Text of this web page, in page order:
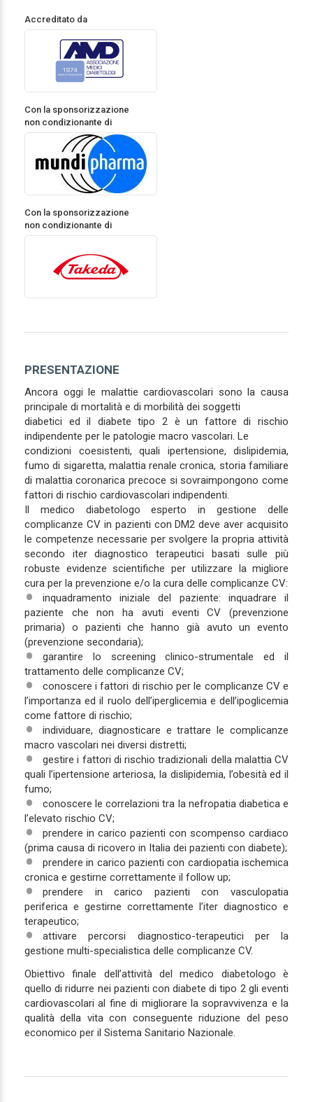
Accreditato da
Con la sponsorizzazione
non condizionante di
Con la sponsorizzazione
non condizionante di
PRESENTAZIONE
Ancora oggi le malattie cardiovascolari sono la causa
principale di mortalità e di morbilità dei soggetti
diabetici ed il diabete tipo 2 è un fattore di rischio
indipendente per le patologie macro vascolari. Le
condizioni coesistenti, quali ipertensione, dislipidemia,
fumo di sigaretta, malattia renale cronica, storia familiare
di malattia coronarica precoce si sovraimpongono come
fattori di rischio cardiovascolari indipendenti.
Il medico diabetologo esperto in gestione delle
complicanze CV in pazienti con DM2 deve aver acquisito
le competenze necessarie per svolgere la propria attività
secondo iter diagnostico terapeutici basati sulle più
robuste evidenze scientifiche per utilizzare la migliore
cura per la prevenzione e/o la cura delle complicanze CV:
inquadramento iniziale del paziente: inquadrare il
paziente che non ha avuti eventi CV (prevenzione
primaria) o pazienti che hanno già avuto un evento
(prevenzione secondaria);
garantire lo screening clinico-strumentale ed il
trattamento delle complicanze CV;
conoscere i fattori di rischio per le complicanze CV e
l’importanza ed il ruolo dell’iperglicemia e dell’ipoglicemia
come fattore di rischio;
individuare, diagnosticare e trattare le complicanze
macro vascolari nei diversi distretti;
gestire i fattori di rischio tradizionali della malattia CV
quali l’ipertensione arteriosa, la dislipidemia, l’obesità ed il
fumo;
conoscere le correlazioni tra la nefropatia diabetica e
l’elevato rischio CV;
prendere in carico pazienti con scompenso cardiaco
(prima causa di ricovero in Italia dei pazienti con diabete);
prendere in carico pazienti con cardiopatia ischemica
cronica e gestirne correttamente il follow up;
prendere in carico pazienti con vasculopatia
periferica e gestirne correttamente l’iter diagnostico e
terapeutico;
attivare percorsi diagnostico-terapeutici per la
gestione multi-specialistica delle complicanze CV.
Obiettivo finale dell’attività del medico diabetologo è
quello di ridurre nei pazienti con diabete di tipo 2 gli eventi
cardiovascolari al fine di migliorare la sopravvivenza e la
qualità della vita con conseguente riduzione del peso
economico per il Sistema Sanitario Nazionale.